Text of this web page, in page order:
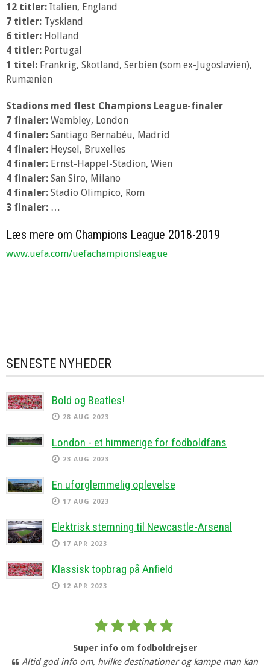
12 titler: Italien, England
7 titler: Tyskland
6 titler: Holland
4 titler: Portugal
1 titel: Frankrig, Skotland, Serbien (som ex-Jugoslavien),
Rumænien
Stadions med flest Champions League-finaler
7 finaler: Wembley, London
4 finaler: Santiago Bernabéu, Madrid
4 finaler: Heysel, Bruxelles
4 finaler: Ernst-Happel-Stadion, Wien
4 finaler: San Siro, Milano
4 finaler: Stadio Olimpico, Rom
3 finaler: …
Læs mere om Champions League 2018-2019
www.uefa.com/uefachampionsleague
SENESTE NYHEDER
Bold og Beatles!
28 AUG 2023
London - et himmerige for fodboldfans
23 AUG 2023
En uforglemmelig oplevelse
17 AUG 2023
Elektrisk stemning til Newcastle-Arsenal
17 APR 2023
Klassisk topbrag på Anfield
12 APR 2023
Super info om fodboldrejser
Altid god info om, hvilke destinationer og kampe man kan